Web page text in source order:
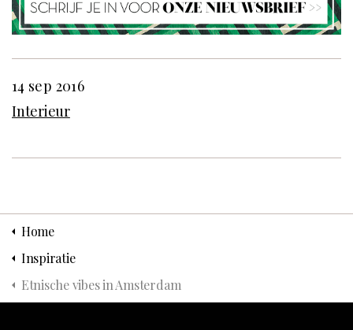
14 sep 2016
Interieur
Home
Inspiratie
Etnische vibes in Amsterdam